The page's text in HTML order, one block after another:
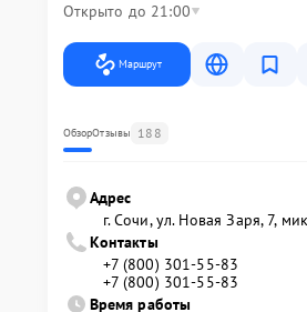
Открыто до 21:00
Маршрут
ОбзорОтзывы 188
Адрес
г. Сочи, ул. Новая Заря, 7,
Контакты
+7 (800) 301-55-83
+7 (800) 301-55-83
Время работы